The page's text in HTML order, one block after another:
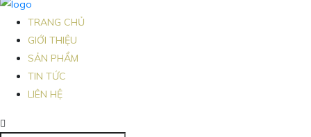
TRANG CHỦ
GIỚI THIỆU
SẢN PHẨM
TIN TỨC
LIÊN HỆ